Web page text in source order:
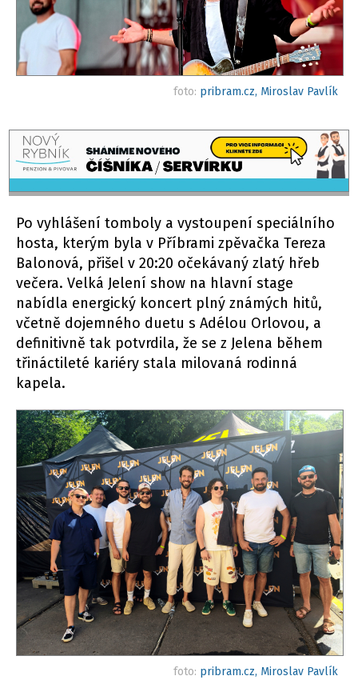
foto: pribram.cz, Miroslav Pavlík
Po vyhlášení tomboly a vystoupení speciálního
hosta, kterým byla v Příbrami zpěvačka Tereza
Balonová, přišel v 20:20 očekávaný zlatý hřeb
večera. Velká Jelení show na hlavní stage
nabídla energický koncert plný známých hitů,
včetně dojemného duetu s Adélou Orlovou, a
definitivně tak potvrdila, že se z Jelena během
třináctileté kariéry stala milovaná rodinná
kapela.
foto: pribram.cz, Miroslav Pavlík